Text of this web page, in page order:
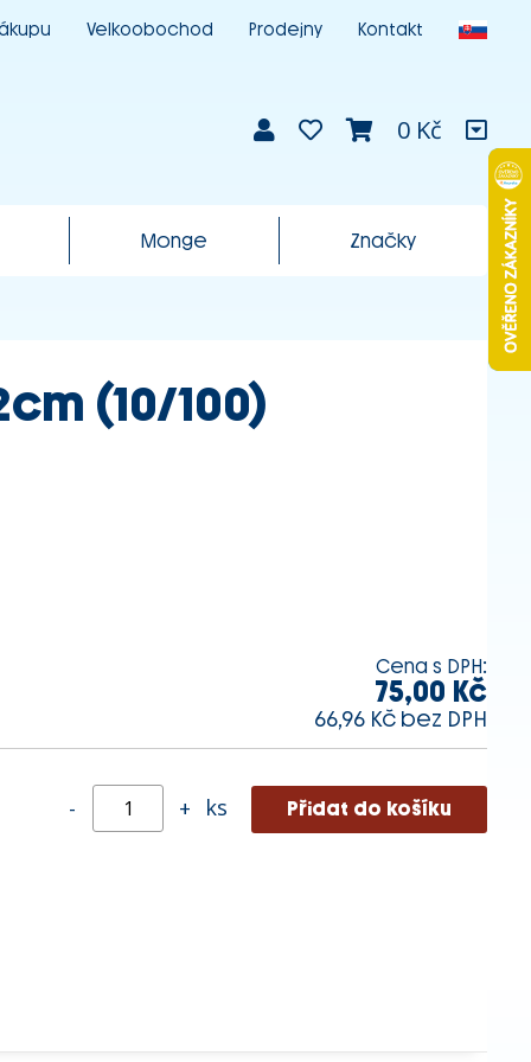
Velkoobochod Prodejny Kontakt
0 Kč
Monge Značky
(10/100)
Cena s DPH:
75,00 Kč
66,96 Kč bez DPH
- + ks